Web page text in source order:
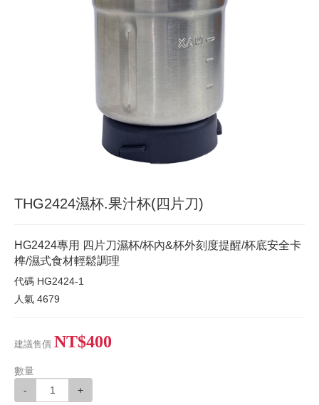
THG2424濕杯.果汁杯(四片刀)
HG2424專用 四片刀濕杯/杯內&杯外刻度提醒/杯底安全卡
榫/濕式食材輕鬆調理
代碼 HG2424-1
人氣 4679
建議售價 NT$400
數量
-
+